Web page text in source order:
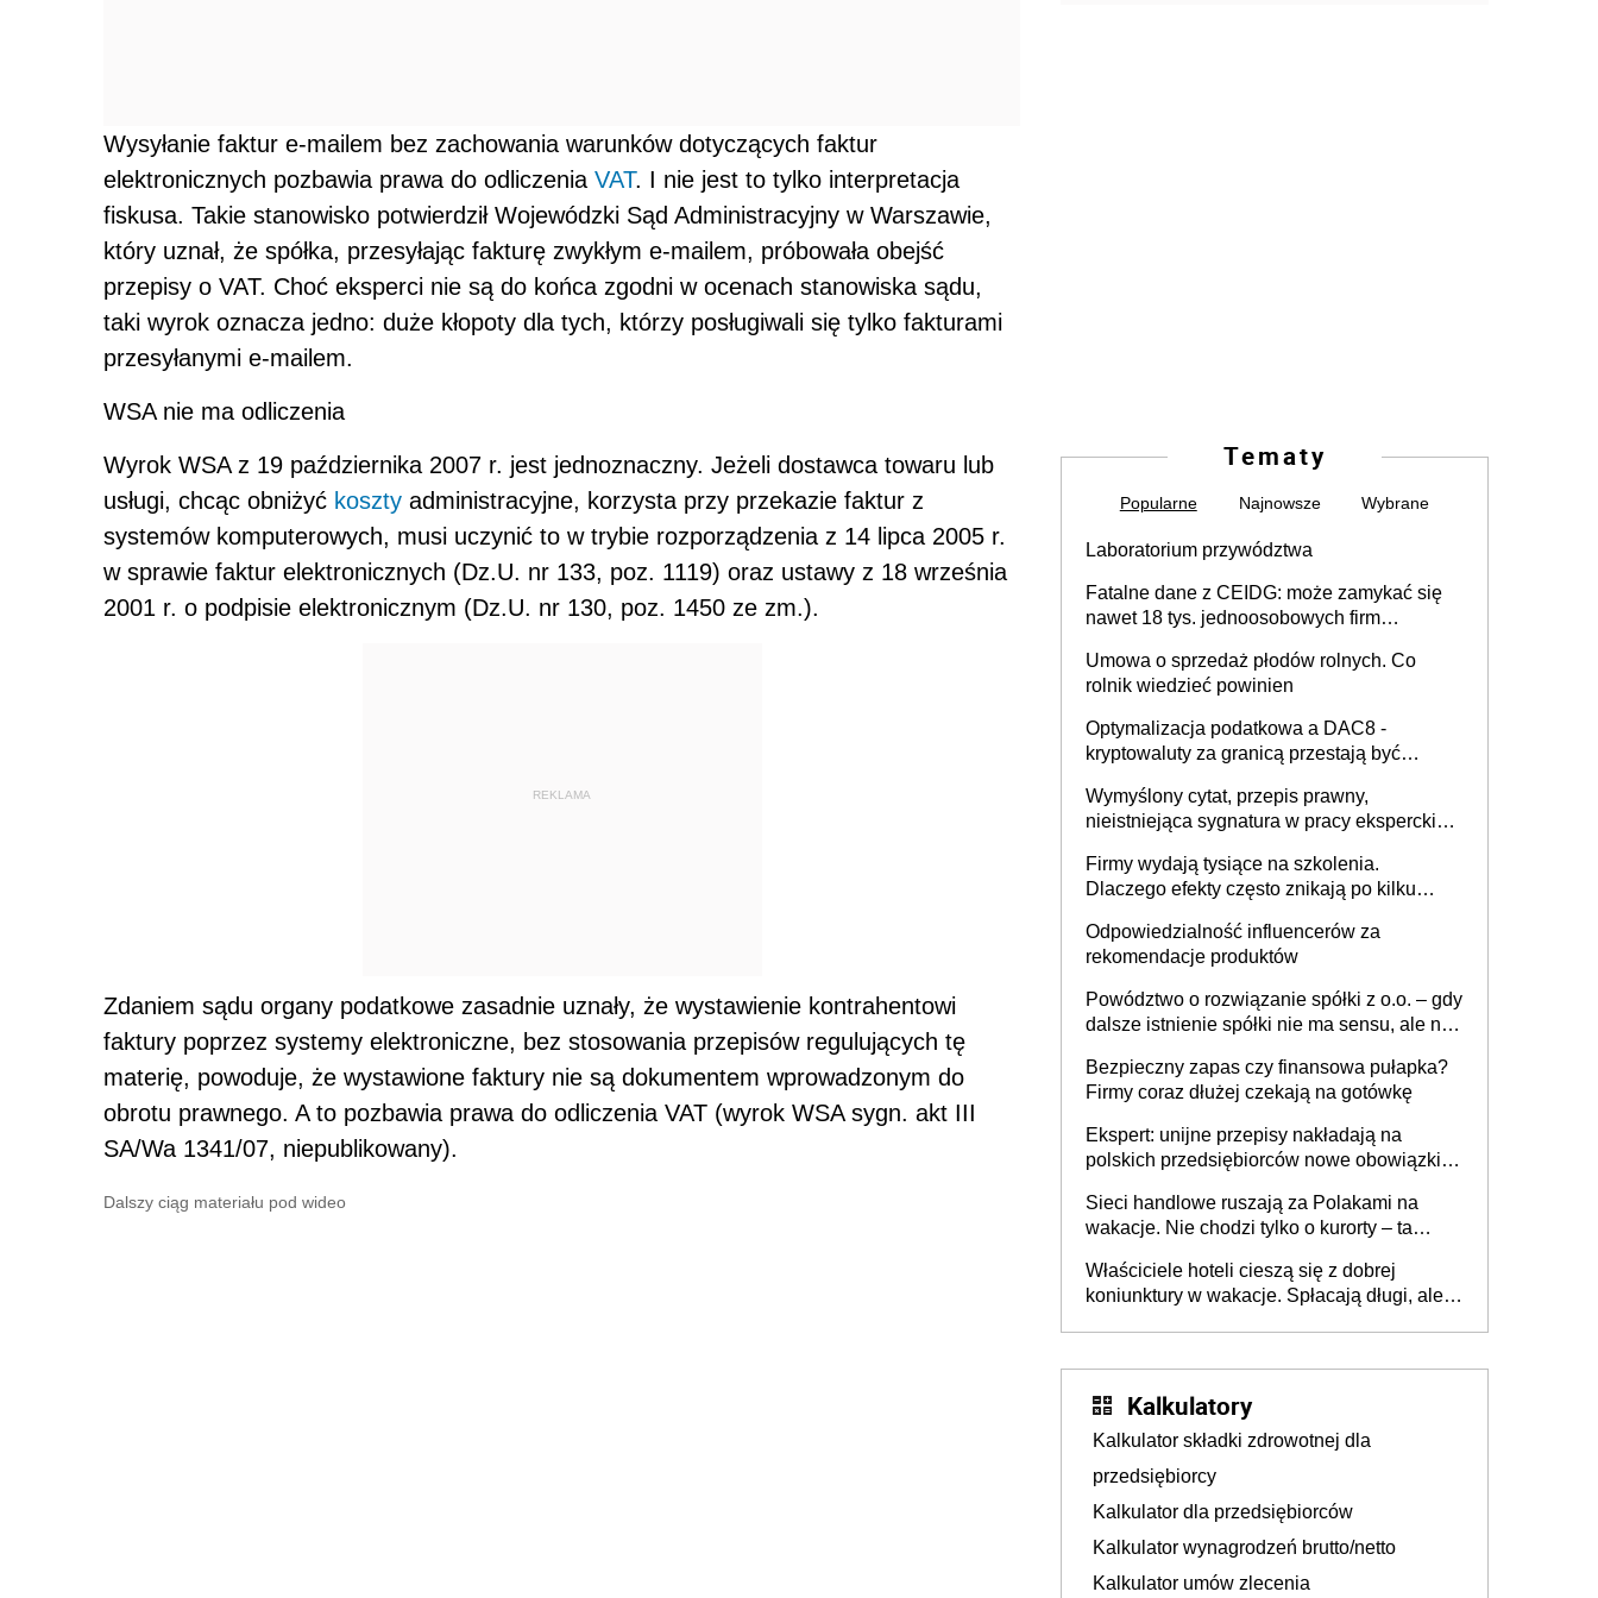
Wysyłanie faktur e-mailem bez zachowania warunków dotyczących faktur
elektronicznych pozbawia prawa do odliczenia VAT. I nie jest to tylko interpretacja
fiskusa. Takie stanowisko potwierdził Wojewódzki Sąd Administracyjny w Warszawie,
który uznał, że spółka, przesyłając fakturę zwykłym e-mailem, próbowała obejść
przepisy o VAT. Choć eksperci nie są do końca zgodni w ocenach stanowiska sądu,
taki wyrok oznacza jedno: duże kłopoty dla tych, którzy posługiwali się tylko fakturami
przesyłanymi e-mailem.
WSA nie ma odliczenia
Wyrok WSA z 19 października 2007 r. jest jednoznaczny. Jeżeli dostawca towaru lub
usługi, chcąc obniżyć koszty administracyjne, korzysta przy przekazie faktur z
systemów komputerowych, musi uczynić to w trybie rozporządzenia z 14 lipca 2005 r.
w sprawie faktur elektronicznych (Dz.U. nr 133, poz. 1119) oraz ustawy z 18 września
2001 r. o podpisie elektronicznym (Dz.U. nr 130, poz. 1450 ze zm.).
REKLAMA
Zdaniem sądu organy podatkowe zasadnie uznały, że wystawienie kontrahentowi
faktury poprzez systemy elektroniczne, bez stosowania przepisów regulujących tę
materię, powoduje, że wystawione faktury nie są dokumentem wprowadzonym do
obrotu prawnego. A to pozbawia prawa do odliczenia VAT (wyrok WSA sygn. akt III
SA/Wa 1341/07, niepublikowany).
Dalszy ciąg materiału pod wideo
Tematy
Popularne Najnowsze Wybrane
Laboratorium przywództwa
Fatalne dane z CEIDG: może zamykać się
nawet 18 tys. jednoosobowych firm
Umowa o sprzedaż płodów rolnych. Co
rolnik wiedzieć powinien
Optymalizacja podatkowa a DAC8 -
kryptowaluty za granicą przestają być
Wymyślony cytat, przepis prawny,
nieistniejąca sygnatura w pracy eksperckiej -
firmie
Firmy wydają tysiące na szkolenia.
Dlaczego efekty często znikają po kilku
Odpowiedzialność influencerów za
rekomendacje produktów
Powództwo o rozwiązanie spółki z o.o. – gdy
dalsze istnienie spółki nie ma sensu, ale nie
Bezpieczny zapas czy finansowa pułapka?
Firmy coraz dłużej czekają na gotówkę
Ekspert: unijne przepisy nakładają na
polskich przedsiębiorców nowe obowiązki w
Sieci handlowe ruszają za Polakami na
wakacje. Nie chodzi tylko o kurorty – ta
tam, gdzie wielu spędzi urlop po cichu
Właściciele hoteli cieszą się z dobrej
koniunktury w wakacje. Spłacają długi, ale
Kalkulatory
Kalkulator składki zdrowotnej dla
przedsiębiorcy
Kalkulator dla przedsiębiorców
Kalkulator wynagrodzeń brutto/netto
Kalkulator umów zlecenia